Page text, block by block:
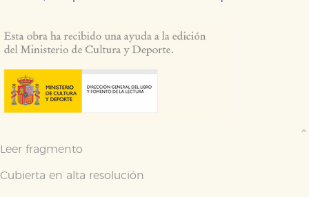
Leer fragmento
Cubierta en alta resolución